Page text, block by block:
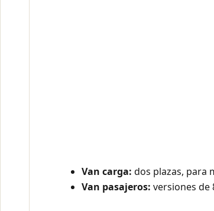
Van carga: dos plazas, para
Van pasajeros: versiones de